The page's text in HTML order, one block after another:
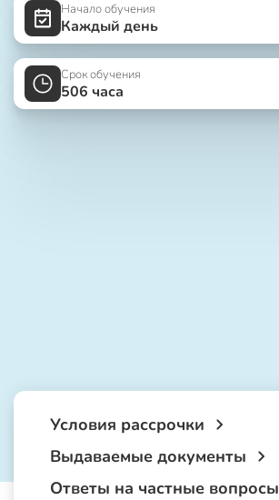
Начало обучения
Каждый день
Срок обучения
506 часа
Условия рассрочки
Выдаваемые документы
Ответы на частные вопросы